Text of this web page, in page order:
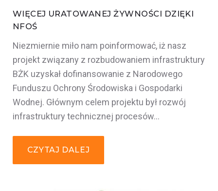
WIĘCEJ URATOWANEJ ŻYWNOŚCI DZIĘKI
NFOŚ
Niezmiernie miło nam poinformować, iż nasz
projekt związany z rozbudowaniem infrastruktury
BŻK uzyskał dofinansowanie z Narodowego
Funduszu Ochrony Środowiska i Gospodarki
Wodnej. Głównym celem projektu był rozwój
infrastruktury technicznej procesów…
CZYTAJ DALEJ